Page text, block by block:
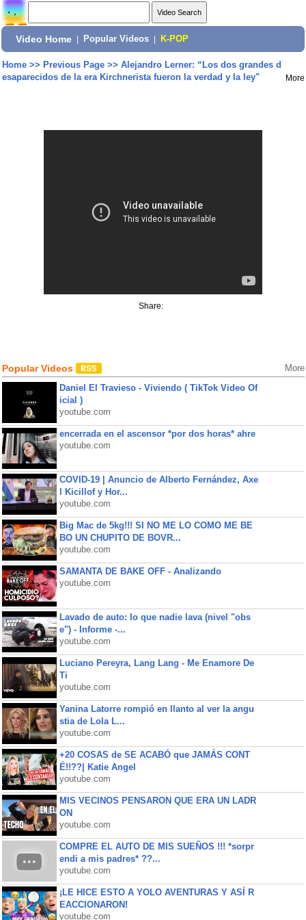
Video Home Popular Videos K-POP
Home>> Previous Page>> Alejandro Lerner: “Los dos grandes d
esaparecidos de la era Kirchnerista fueron la verdad y la ley"
More
Share:
Popular Videos More
Daniel El Travieso - Viviendo ( TikTok Video Of
icial )
youtube.com
encerrada en el ascensor *por dos horas* ahre
youtube.com
COVID-19 | Anuncio de Alberto Fernández, Axe
l Kicillof y Hor...
youtube.com
Big Mac de 5kg!!! SI NO ME LO COMO ME BE
BO UN CHUPITO DE BOVR...
youtube.com
SAMANTA DE BAKE OFF - Analizando
youtube.com
Lavado de auto: lo que nadie lava (nivel "obs
e") - Informe -...
youtube.com
Luciano Pereyra, Lang Lang - Me Enamore De
Ti
youtube.com
Yanina Latorre rompió en llanto al ver la angu
stia de Lola L...
youtube.com
+20 COSAS de SE ACABÓ que JAMÁS CONT
É!!??| Katie Angel
youtube.com
MIS VECINOS PENSARON QUE ERA UN LADR
ON
youtube.com
COMPRE EL AUTO DE MIS SUEÑOS !!! *sorpr
endi a mis padres* ??...
youtube.com
¡LE HICE ESTO A YOLO AVENTURAS Y ASÍ R
EACCIONARON!
youtube.com